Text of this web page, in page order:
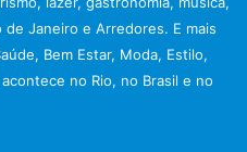
Janeiro e Arredores. E mais
Bem Estar, Moda, Estilo,
no Rio, no Brasil e no